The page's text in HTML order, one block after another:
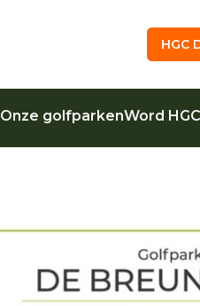
HGC
Onze golfparkenWord